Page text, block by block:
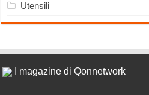
Utensili
I magazine di Qonnetwork